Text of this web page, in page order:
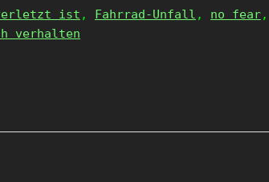
ist , Fahrrad-Unfall , no fear,
verhalten